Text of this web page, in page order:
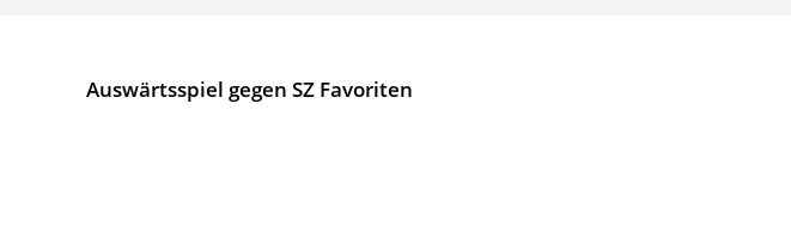
Auswärtsspiel gegen SZ Favoriten